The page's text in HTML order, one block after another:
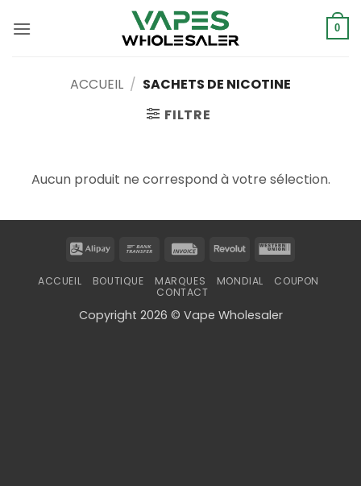
0
ACCUEIL / SACHETS DE NICOTINE
FILTRE
Aucun produit ne correspond à votre sélection.
Alipay
Bank
Invoice RevolutWestern
ACCUEIL BOUTIQUE MARQUES MONDIAL
COUPON
CONTACT
Copyright 2026 © Vape Wholesaler